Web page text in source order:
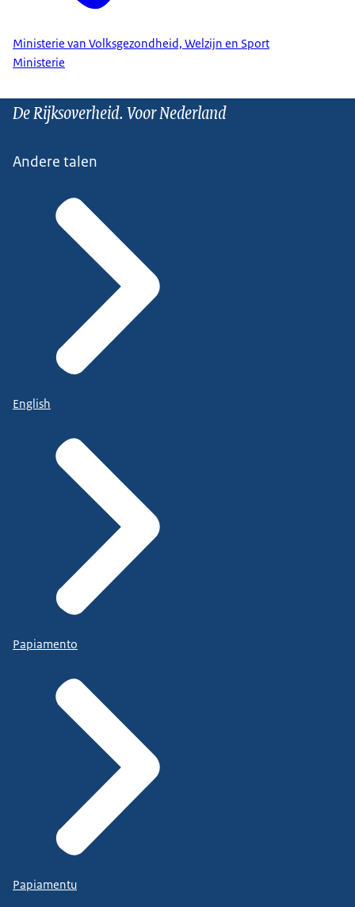
Ministerie van Volksgezondheid, Welzijn en Sport
Ministerie
De Rijksoverheid. Voor Nederland
Andere talen
English
Papiamento
Papiamentu